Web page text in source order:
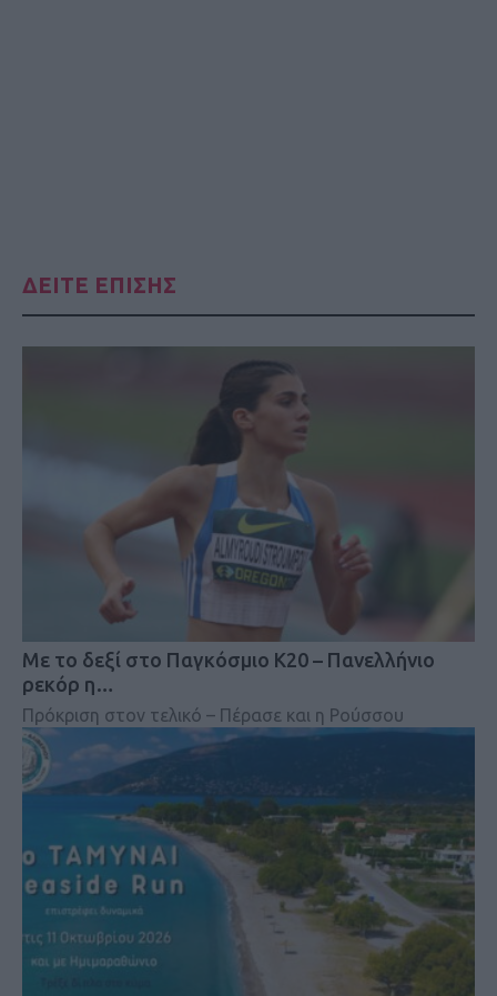
ΔΕΙΤΕ ΕΠΙΣΗΣ
Mε το δεξί στο Παγκόσμιο Κ20 – Πανελλήνιο
ρεκόρ η…
Πρόκριση στον τελικό – Πέρασε και η Ρούσσου